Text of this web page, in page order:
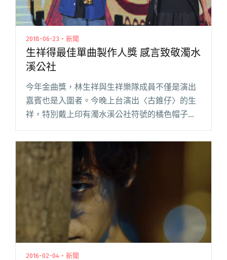
2018-06-23・新聞
生祥得最佳單曲製作人獎 感言致敬濁水
溪公社
今年金曲獎，林生祥與生祥樂隊成員不僅是演出
嘉賓也是入圍者。今晚上台演出〈古錐仔〉的生
祥，特別戴上印有濁水溪公社符號的橘色帽子；
言時間向濁水溪公社致敬。「你們看到我戴這頂
帽子，平常我不會戴這頂帽子。」閱讀全文 "生
祥得最佳單曲製作人獎 感言致敬濁水溪公社"
2016-02-04・新聞